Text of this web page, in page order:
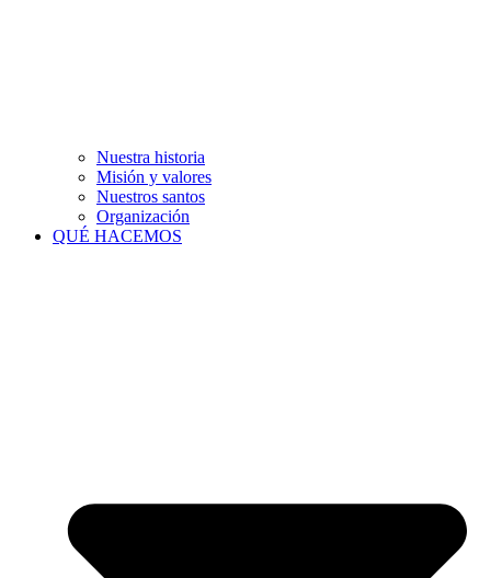
Nuestra historia
Misión y valores
Nuestros santos
Organización
QUÉ HACEMOS